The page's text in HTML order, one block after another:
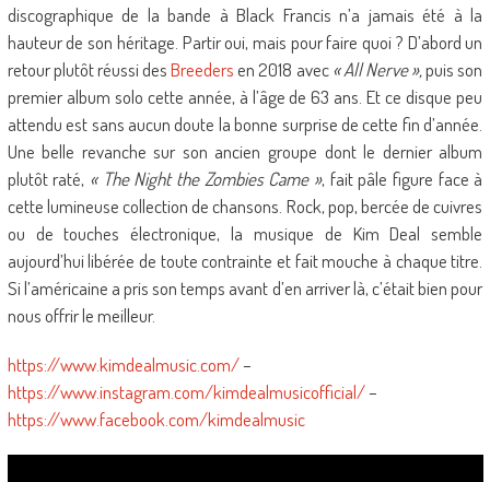
discographique de la bande à Black Francis n’a jamais été à la
hauteur de son héritage. Partir oui, mais pour faire quoi ? D’abord un
retour plutôt réussi desBreedersen 2018 avec« All Nerve »,puis son
premier album solo cette année, à l’âge de 63 ans. Et ce disque peu
attendu est sans aucun doute la bonne surprise de cette fin d’année.
Une belle revanche sur son ancien groupe dont le dernier album
plutôt raté, « The Night the Zombies Came », fait pâle figure face à
cette lumineuse collection de chansons. Rock, pop, bercée de cuivres
ou de touches électronique, la musique de Kim Deal semble
aujourd’hui libérée de toute contrainte et fait mouche à chaque titre.
Si l’américaine a pris son temps avant d’en arriver là, c’était bien pour
nous offrir le meilleur.
https://www.kimdealmusic.com/–
https://www.instagram.com/kimdealmusicofficial/–
https://www.facebook.com/kimdealmusic